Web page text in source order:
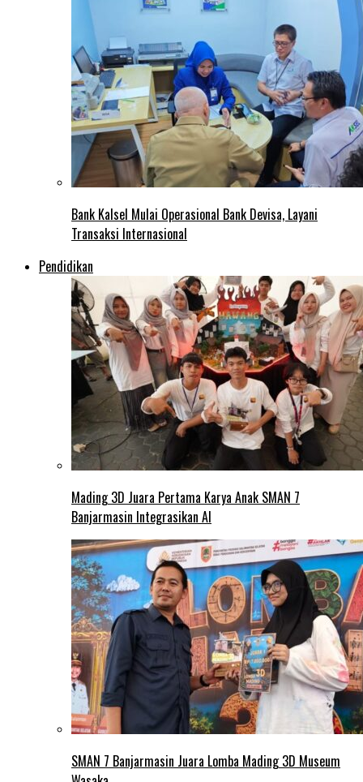
Bank Kalsel Mulai Operasional Bank Devisa, Layani
Transaksi Internasional
Pendidikan
Mading 3D Juara Pertama Karya Anak SMAN 7
Banjarmasin Integrasikan AI
SMAN 7 Banjarmasin Juara Lomba Mading 3D Museum